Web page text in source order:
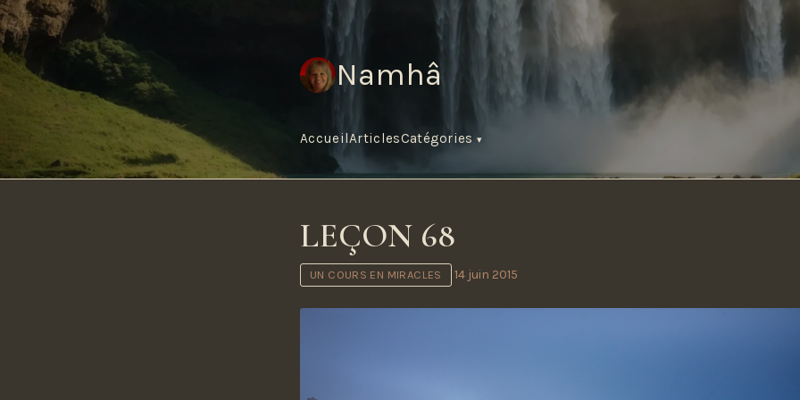
Namhâ
AccueilArticlesCatégories
LEÇON 68
UN COURS EN MIRACLES 14 juin 2015